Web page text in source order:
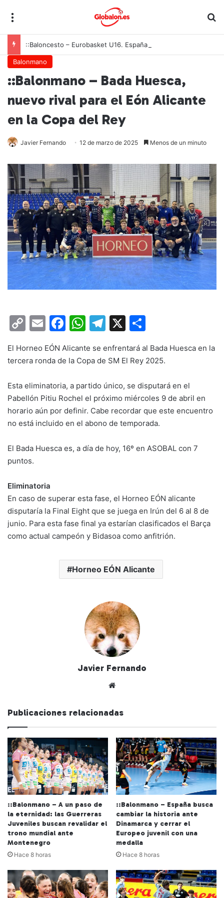
Balonmano
::Balonmano – Bada Huesca,
nuevo rival para el Eón Alicante
en la Copa del Rey
Javier Fernando 12 de marzo de 2025 Menos de un minuto
C
p
Li
n
k
E
m
ai
F
c
b
o
o
W
at
s
A
p
p
T
e
a
m
X
m
ar
tir
El Horneo EÓN Alicante se enfrentará al Bada Huesca en la
tercera ronda de la Copa de SM El Rey 2025.
Esta eliminatoria, a partido único, se disputará en el
Pabellón Pitiu Rochel el próximo miércoles 9 de abril en
horario aún por definir. Cabe recordar que este encuentro
no está incluido en el abono de temporada.
El Bada Huesca es, a día de hoy, 16º en ASOBAL con 7
puntos.
Eliminatoria
En caso de superar esta fase, el Horneo EÓN alicante
disputaría la Final Eight que se juega en Irún del 6 al 8 de
junio. Para esta fase final ya estarían clasificados el Barça
como actual campeón y Bidasoa como anfitrión.
Horneo EÓN Alicante
Javier Fernando
we
Publicaciones relacionadas
::Balonmano – A un paso de
la eternidad: las Guerreras
Juveniles buscan revalidar el
trono mundial ante
Montenegro
Hace 8 horas
::Balonmano – España busca
cambiar la historia ante
Dinamarca y cerrar el
Europeo juvenil con una
medalla
Hace 8 horas